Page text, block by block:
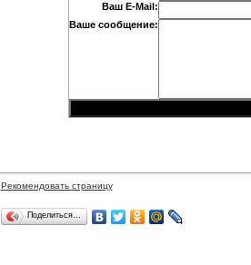
Ваш E-Mail:
Ваше сообщение:
Рекомендовать страницу
Поделиться…